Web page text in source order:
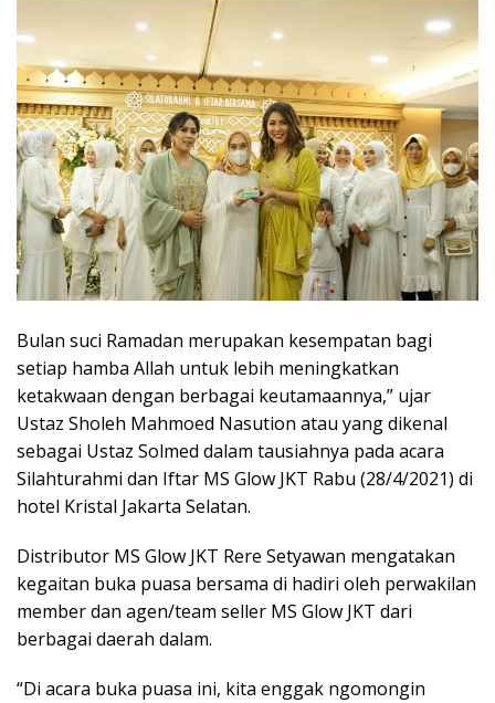
Bulan suci Ramadan merupakan kesempatan bagi
setiap hamba Allah untuk lebih meningkatkan
ketakwaan dengan berbagai keutamaannya,” ujar
Ustaz Sholeh Mahmoed Nasution atau yang dikenal
sebagai Ustaz Solmed dalam tausiahnya pada acara
Silahturahmi dan Iftar MS Glow JKT Rabu (28/4/2021) di
hotel Kristal Jakarta Selatan.
Distributor MS Glow JKT Rere Setyawan mengatakan
kegaitan buka puasa bersama di hadiri oleh perwakilan
member dan agen/team seller MS Glow JKT dari
berbagai daerah dalam.
“Di acara buka puasa ini, kita enggak ngomongin